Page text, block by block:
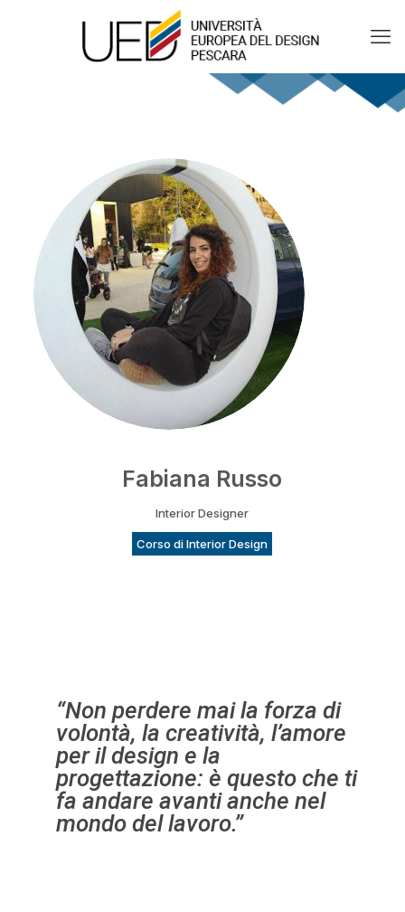
Fabiana Russo
Interior Designer
Corso di Interior Design
“Non perdere mai la forza di
volontà, la creatività, l’amore
per il design e la
progettazione: è questo che ti
fa andare avanti anche nel
mondo del lavoro.”